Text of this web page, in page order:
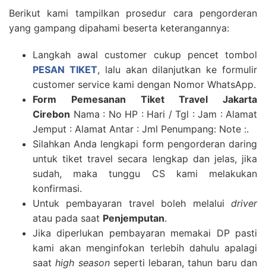
Berikut kami tampilkan prosedur cara pengorderan
yang gampang dipahami beserta keterangannya:
Langkah awal customer cukup pencet tombol
PESAN TIKET, lalu akan dilanjutkan ke formulir
customer service kami dengan Nomor WhatsApp.
Form Pemesanan TiketTravel Jakarta
Cirebon Nama : No HP : Hari / Tgl : Jam : Alamat
Jemput : Alamat Antar : Jml Penumpang: Note :.
Silahkan Anda lengkapi form pengorderan daring
untuk tiket travel secara lengkap dan jelas, jika
sudah, maka tunggu CS kami melakukan
konfirmasi.
Untuk pembayaran travel boleh melalui driver
atau pada saat Penjemputan.
Jika diperlukan pembayaran memakai DP pasti
kami akan menginfokan terlebih dahulu apalagi
saathigh seasonseperti lebaran, tahun baru dan